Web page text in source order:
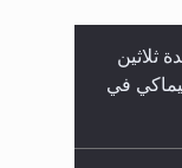
ثلاثين
في